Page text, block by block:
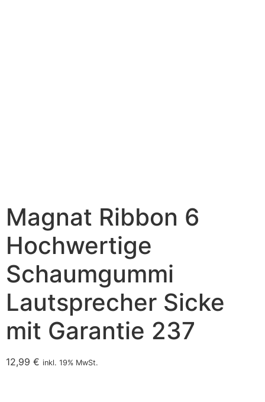
Magnat Ribbon 6
Hochwertige
Schaumgummi
Lautsprecher Sicke
mit Garantie 237
12,99 € inkl. 19% MwSt.